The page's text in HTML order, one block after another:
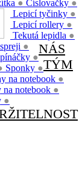
● Číslovačky ●
Lepicí tyčinky ●
Lepicí rollery ●
Tekutá lepidla ●
●
●
Sponky ●
na notebook ●
na notebook ●
●
NÁS
TÝM